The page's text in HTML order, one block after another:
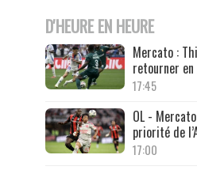
D'HEURE EN HEURE
Mercato :
retourner
17:45
OL -
priorité de
17:00